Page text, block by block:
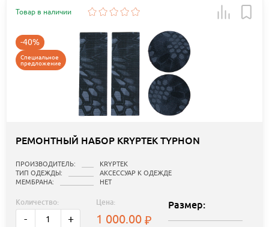
Товар в наличии
-40%
Специальное
предложение
РЕМОНТНЫЙ НАБОР KRYPTEK TYPHON
ПРОИЗВОДИТЕЛЬ:
KRYPTEK
ТИП ОДЕЖДЫ:
АКСЕССУАР К ОДЕЖДЕ
МЕМБРАНА:
НЕТ
Количество:
- +
Цена:
1 000.00
Размер: